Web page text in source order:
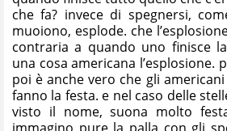
che fa? invece di spegnersi,
muoiono, esplode. che
contraria a quando uno finisce
una cosa americana l’esplosione.
poi è anche vero che gli
fanno la festa. e nel caso delle
visto il nome, suona molto
immagino pure la palla con gli